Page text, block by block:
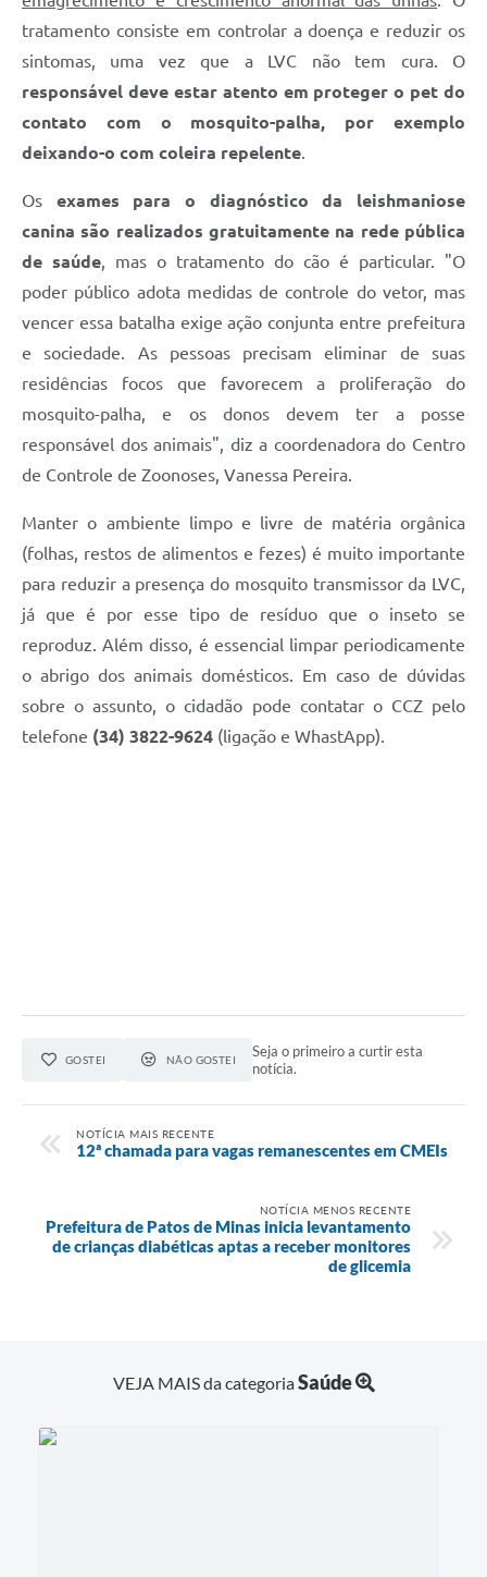
tratamento consiste em controlar a doença e reduzir os
sintomas, uma vez que a LVC não tem cura. O
responsável deve estar atento em proteger o pet do
contato com o mosquito-palha, por exemplo
deixando-o com coleira repelente.
Os exames para o diagnóstico da leishmaniose
canina são realizados gratuitamente na rede pública
de saúde, mas o tratamento do cão é particular. "O
poder público adota medidas de controle do vetor, mas
vencer essa batalha exige ação conjunta entre prefeitura
e sociedade. As pessoas precisam eliminar de suas
residências focos que favorecem a proliferação do
mosquito-palha, e os donos devem ter a posse
responsável dos animais", diz a coordenadora do Centro
de Controle de Zoonoses, Vanessa Pereira.
Manter o ambiente limpo e livre de matéria orgânica
(folhas, restos de alimentos e fezes) é muito importante
para reduzir a presença do mosquito transmissor da LVC,
já que é por esse tipo de resíduo que o inseto se
reproduz. Além disso, é essencial limpar periodicamente
o abrigo dos animais domésticos. Em caso de dúvidas
sobre o assunto, o cidadão pode contatar o CCZ pelo
telefone (34) 3822-9624 (ligação e WhastApp).
GOSTEI NÃO GOSTEI
Seja o primeiro a curtir esta
notícia.
NOTÍCIA MAIS RECENTE
12ª chamada para vagas remanescentes em CMEIs
NOTÍCIA MENOS RECENTE
Prefeitura de Patos de Minas inicia levantamento
de crianças diabéticas aptas a receber monitores
de glicemia
VEJA MAIS da categoriaSaúde